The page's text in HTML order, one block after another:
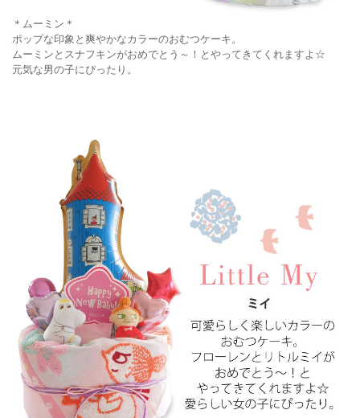
＊ムーミン＊
ポップな印象と爽やかなカラーのおむつケーキ。
ムーミンとスナフキンがおめでとう～！とやってきてくれますよ☆
元気な男の子にぴったり。